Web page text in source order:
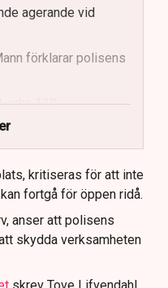
agerande vid
förklarar polisens
cirka 120
uniformerad polis
när det gäller
och gränser.
kritiseras för att inte
fortgå för öppen ridå.
anser att polisens
skydda verksamheten